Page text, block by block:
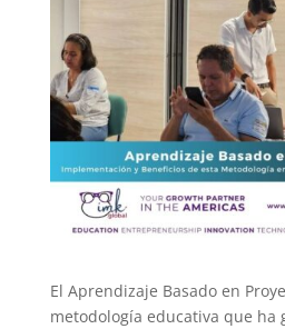
El Aprendizaje Basado en
metodología educativa que ha